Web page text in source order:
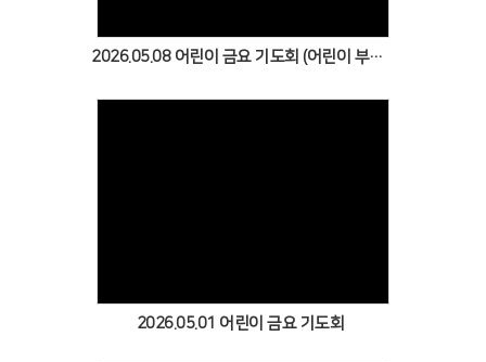
2026.05.08 어린이 금요 기도회 (어린이 부흥회)
2026.05.01 어린이 금요 기도회